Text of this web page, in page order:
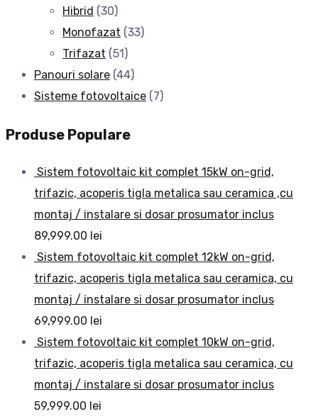
Hibrid (30)
Monofazat (33)
Trifazat (51)
Panouri solare (44)
Sisteme fotovoltaice (7)
Produse Populare
Sistem fotovoltaic kit complet 15kW on-grid,
trifazic, acoperis tigla metalica sau ceramica ,cu
montaj / instalare si dosar prosumator inclus
89,999.00 lei
Sistem fotovoltaic kit complet 12kW on-grid,
trifazic, acoperis tigla metalica sau ceramica, cu
montaj / instalare si dosar prosumator inclus
69,999.00 lei
Sistem fotovoltaic kit complet 10kW on-grid,
trifazic, acoperis tigla metalica sau ceramica, cu
montaj / instalare si dosar prosumator inclus
59,999.00 lei